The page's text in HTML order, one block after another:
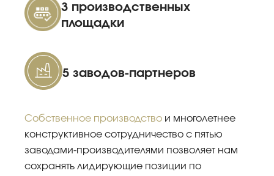
3 производственных
площадки
5 заводов-партнеров
Собственное производство и многолетнее
конструктивное сотрудничество с пятью
заводами-производителями позволяет нам
сохранять лидирующие позиции по